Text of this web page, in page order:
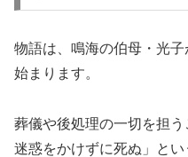
物語は、鳴海の伯母・光子
始まります。
葬儀や後処理の一切を担
迷惑をかけずに死ぬ」とい